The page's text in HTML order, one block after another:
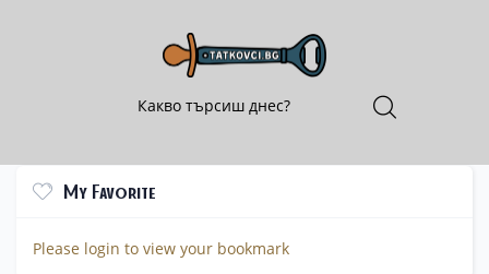
My Favorite
Please login to view your bookmark